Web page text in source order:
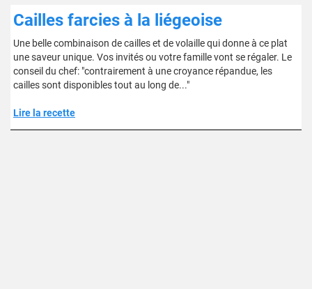
Cailles farcies à la liégeoise
Une belle combinaison de cailles et de volaille qui donne à ce plat
une saveur unique. Vos invités ou votre famille vont se régaler. Le
conseil du chef: "contrairement à une croyance répandue, les
cailles sont disponibles tout au long de..."
Lire la recette